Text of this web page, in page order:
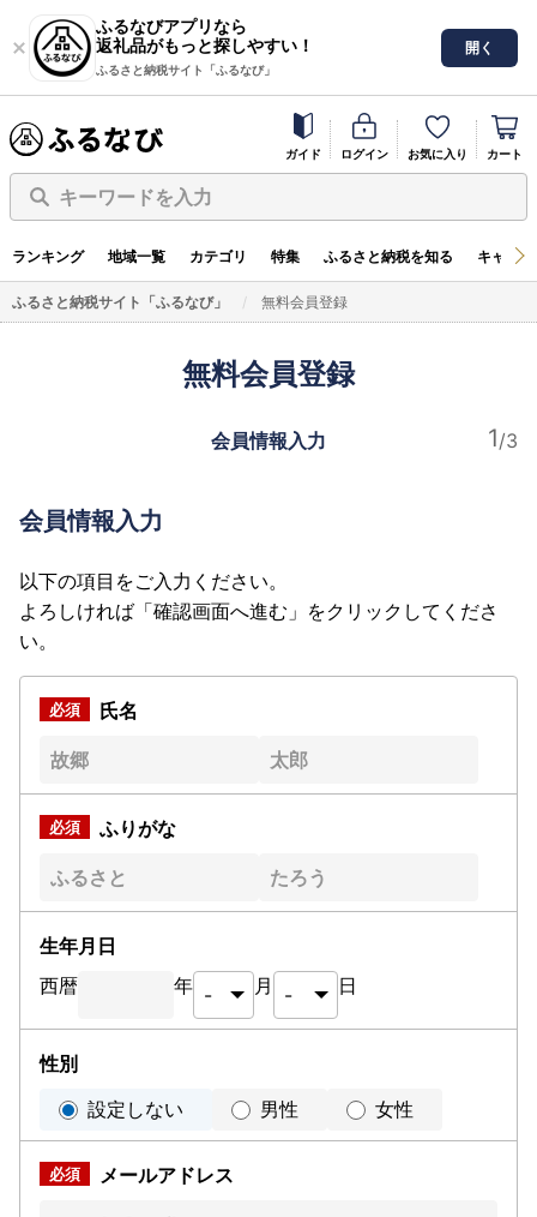
ふるなびアプリなら
返礼品がもっと探しやすい！
ふるさと納税サイト「ふるなび」
開く
ガイド ログイン お気に入り カート
キーワードを入力
ランキング 地域一覧 カテゴリ 特集 ふるさと納税を知る キャン
ふるさと納税サイト「ふるなび」 無料会員登録
無料会員登録
会員情報入力
会員情報入力
以下の項目をご入力ください。
よろしければ「確認画面へ進む」をクリックしてくださ
い。
氏名
ふりがな
生年月日
西暦
年 月 日
性別
設定しない
男性 女性
メールアドレス